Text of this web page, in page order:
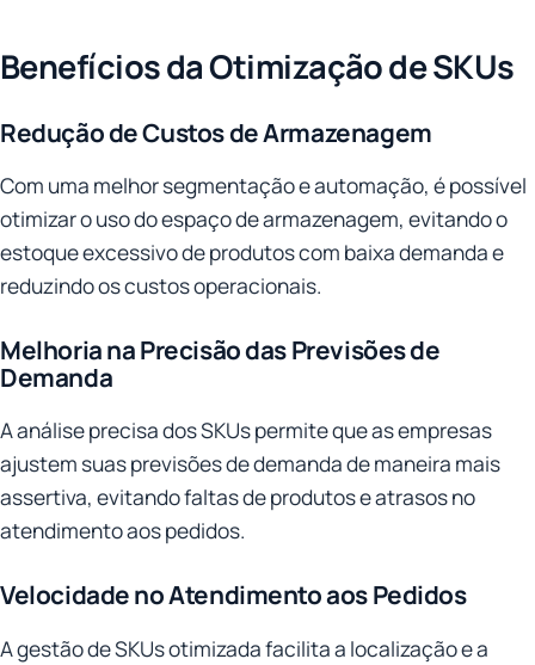
Benefícios da Otimização de SKUs
Redução de Custos de Armazenagem
Com uma melhor segmentação e automação, é possível
otimizar o uso do espaço de armazenagem, evitando o
estoque excessivo de produtos com baixa demanda e
reduzindo os custos operacionais.
Melhoria na Precisão das Previsões de
Demanda
A análise precisa dos SKUs permite que as empresas
ajustem suas previsões de demanda de maneira mais
assertiva, evitando faltas de produtos e atrasos no
atendimento aos pedidos.
Velocidade no Atendimento aos Pedidos
A gestão de SKUs otimizada facilita a localização e a